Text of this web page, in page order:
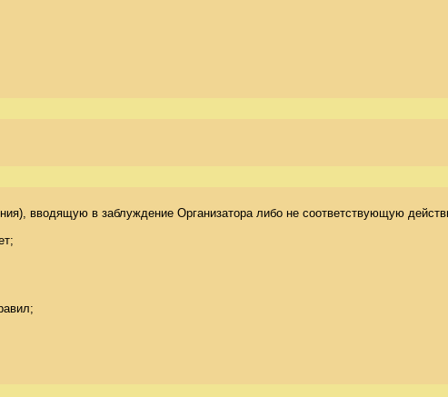
вводящую в заблуждение Организатора либо не соответствующую